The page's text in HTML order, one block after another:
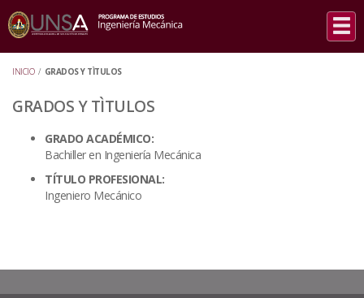
INICIO / GRADOS Y TÌTULOS
GRADOS Y TÌTULOS
GRADO ACADÉMICO:
Bachiller en Ingeniería Mecánica
TÍTULO PROFESIONAL:
Ingeniero Mecánico